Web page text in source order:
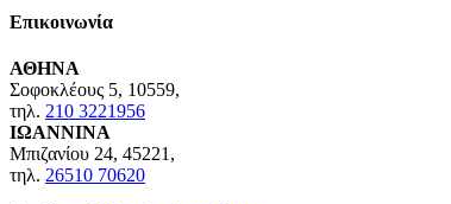
Επικοινωνία
ΑΘΗΝΑ
Σοφοκλέους 5, 10559,
τηλ. 210 3221956
ΙΩΑΝΝΙΝΑ
Μπιζανίου 24, 45221,
τηλ. 26510 70620